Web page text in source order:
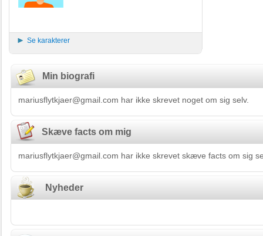
Se karakterer
Min biografi
mariusflytkjaer@gmail.com har ikke skrevet noget om sig selv.
Skæve facts om mig
mariusflytkjaer@gmail.com har ikke skrevet skæve facts om sig
Nyheder